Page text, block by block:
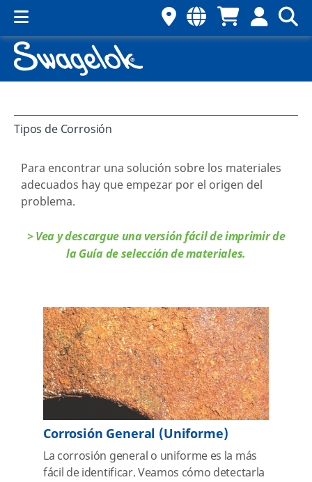
Tipos de Corrosión
Para encontrar una solución sobre los materiales
adecuados hay que empezar por el origen del
problema.
> Vea y descargue una versión fácil de imprimir de
la Guía de selección de materiales.
Corrosión General (Uniforme)
La corrosión general o uniforme es la más
fácil de identificar. Veamos cómo detectarla